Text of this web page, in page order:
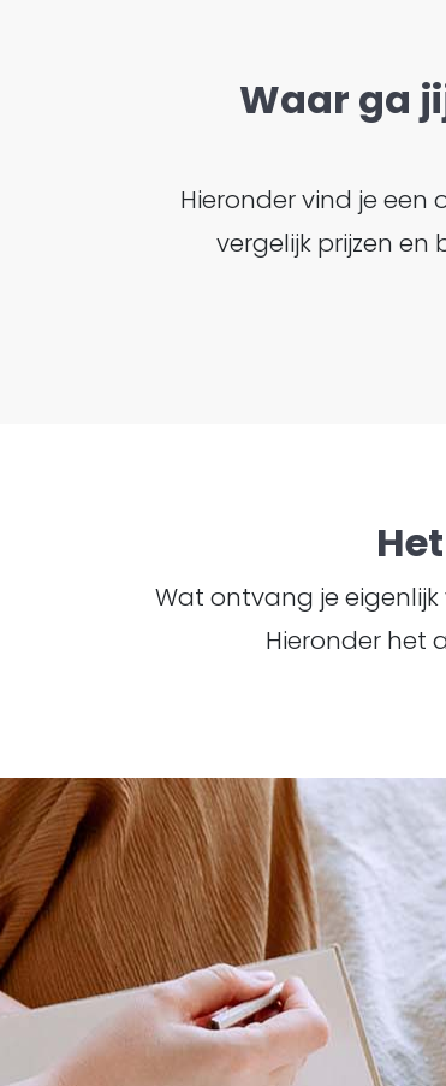
Waar ga
Hieronder vind je een
vergelijk prijzen
Wat ontvang je eigenlijk
Hieronder het